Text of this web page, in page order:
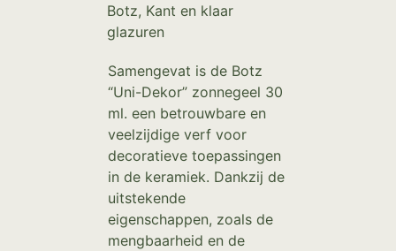
Botz, Kant en klaar
glazuren
Samengevat is de Botz
“Uni-Dekor” zonnegeel 30
ml. een betrouwbare en
veelzijdige verf voor
decoratieve toepassingen
in de keramiek. Dankzij de
uitstekende
eigenschappen, zoals de
mengbaarheid en de